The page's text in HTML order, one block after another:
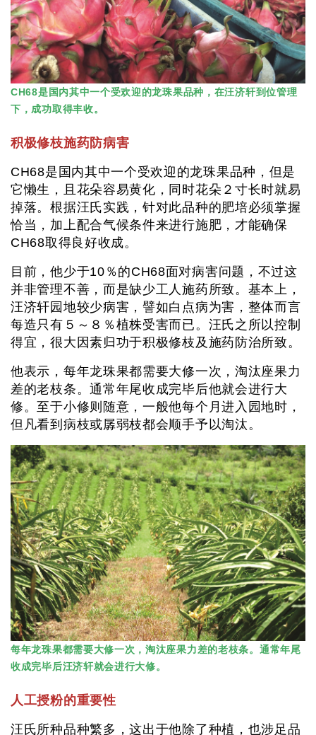
CH68是国内其中一个受欢迎的龙珠果品种，在汪济轩到位管理
下，成功取得丰收。
积极修枝施药防病害
CH68是国内其中一个受欢迎的龙珠果品种，但是
它懒生，且花朵容易黄化，同时花朵２寸长时就易
掉落。根据汪氏实践，针对此品种的肥培必须掌握
恰当，加上配合气候条件来进行施肥，才能确保
CH68取得良好收成。
目前，他少于10％的CH68面对病害问题，不过这
并非管理不善，而是缺少工人施药所致。基本上，
汪济轩园地较少病害，譬如白点病为害，整体而言
每造只有５～８％植株受害而已。汪氏之所以控制
得宜，很大因素归功于积极修枝及施药防治所致。
他表示，每年龙珠果都需要大修一次，淘汰座果力
差的老枝条。通常年尾收成完毕后他就会进行大
修。至于小修则随意，一般他每个月进入园地时，
但凡看到病枝或孱弱枝都会顺手予以淘汰。
每年龙珠果都需要大修一次，淘汰座果力差的老枝条。通常年尾
收成完毕后汪济轩就会进行大修。
人工授粉的重要性
汪氏所种品种繁多，这出于他除了种植，也涉足品